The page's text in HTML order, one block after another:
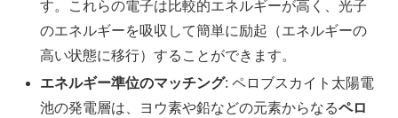
す。これらの電子は比較的エネルギーが高く、光子
のエネルギーを吸収して簡単に励起（エネルギーの
高い状態に移行）することができます。
エネルギー準位のマッチング: ペロブスカイト太陽電
池の発電層は、ヨウ素や鉛などの元素からなるペロ